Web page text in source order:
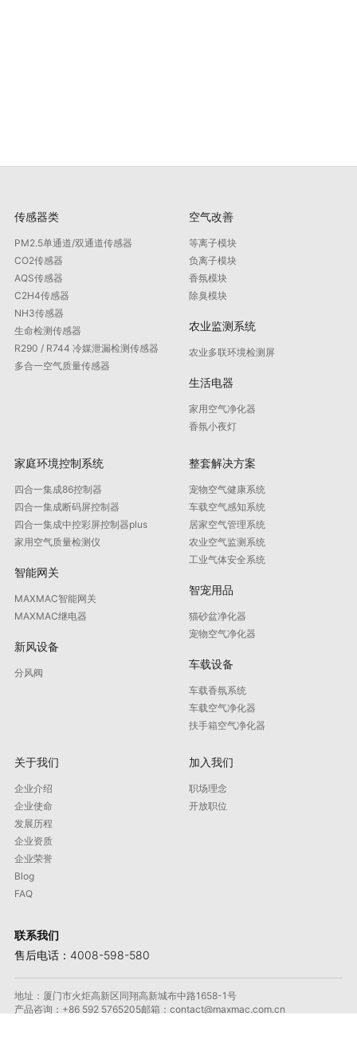
传感器类
PM2.5单通道/双通道传感器
CO2传感器
AQS传感器
C2H4传感器
NH3传感器
生命检测传感器
R290 / R744 冷媒泄漏检测传感器
多合一空气质量传感器
空气改善
等离子模块
负离子模块
香氛模块
除臭模块
农业监测系统
农业多联环境检测屏
生活电器
家用空气净化器
香氛小夜灯
家庭环境控制系统
四合一集成86控制器
四合一集成断码屏控制器
四合一集成中控彩屏控制器plus
家用空气质量检测仪
智能网关
MAXMAC智能网关
MAXMAC继电器
新风设备
分风阀
整套解决方案
宠物空气健康系统
车载空气感知系统
居家空气管理系统
农业空气监测系统
工业气体安全系统
智宠用品
猫砂盆净化器
宠物空气净化器
车载设备
车载香氛系统
车载空气净化器
扶手箱空气净化器
关于我们
企业介绍
企业使命
发展历程
企业资质
企业荣誉
Blog
FAQ
加入我们
职场理念
开放职位
联系我们
售后电话：4008-598-580
地址：厦门市火炬高新区同翔高新城布中路1658-1号
产品咨询：+86 592 5765205邮箱：contact@maxmac.com.cn